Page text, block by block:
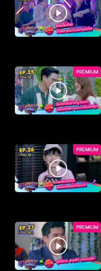
PREMIUM
PREMIUM
PREMIUM